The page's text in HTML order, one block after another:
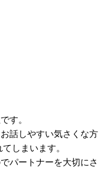
す。
話しやすい気さくな方
しまいます。
パートナーを大切にさ